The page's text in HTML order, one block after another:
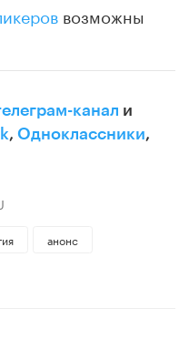
возможны
канал и
, Одноклассники,
анонс